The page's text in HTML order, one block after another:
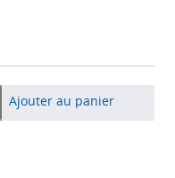
Ajouter au panier